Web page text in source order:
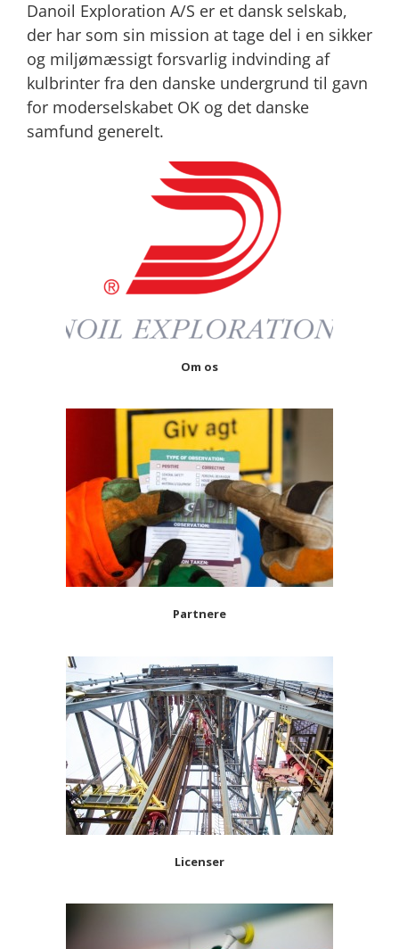
Danoil Exploration A/S er et dansk selskab,
der har som sin mission at tage del i en sikker
og miljømæssigt forsvarlig indvinding af
kulbrinter fra den danske undergrund til gavn
for moderselskabet OK og det danske
samfund generelt.
Om os
Partnere
Licenser